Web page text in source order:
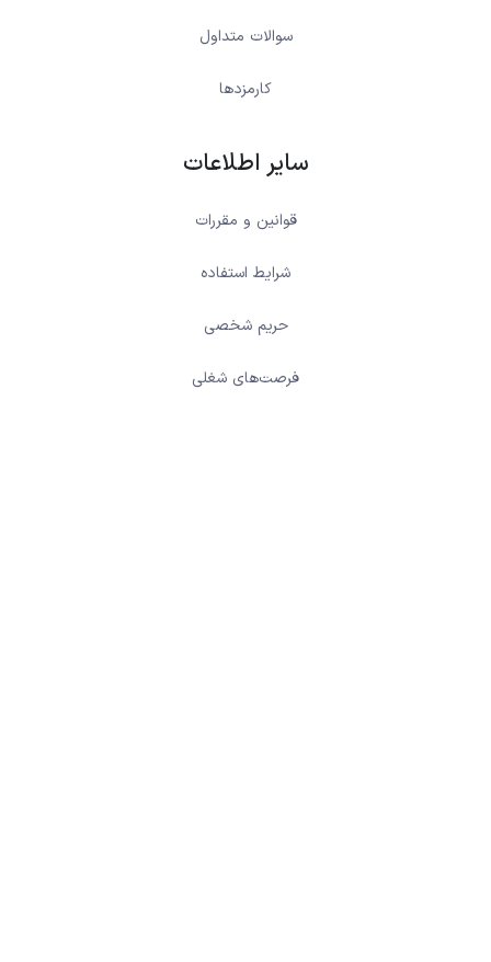
سوالات متداول
کارمزدها
سایر اطلاعات
قوانین و مقررات
شرایط استفاده
حریم شخصی
فرصت‌های شغلی